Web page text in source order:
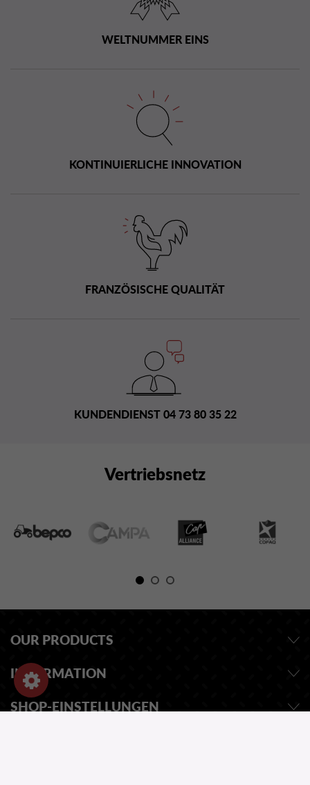
WELTNUMMER EINS
KONTINUIERLICHE INNOVATION
FRANZÖSISCHE QUALITÄT
KUNDENDIENST 04 73 80 35 22
Vertriebsnetz
OUR PRODUCTS
INFORMATION
SHOP-EINSTELLUNGEN